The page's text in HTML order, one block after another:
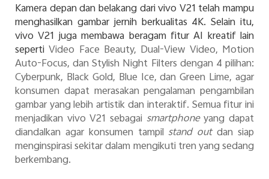
Kamera depan dan belakang dari vivo V21 telah mampu
menghasilkan gambar jernih berkualitas 4K. Selain itu,
vivo V21 juga membawa beragam fitur AI kreatif lain
sepertiVideo Face Beauty, Dual-View Video, Motion
Auto-Focus, dan Stylish Night Filters dengan 4 pilihan:
Cyberpunk, Black Gold, Blue Ice, dan Green Lime, agar
konsumen dapat merasakan pengalaman pengambilan
gambar yang lebih artistik dan interaktif. Semua fitur ini
menjadikan vivo V21 sebagai smartphoneyang dapat
diandalkan agar konsumen tampil stand outdan siap
menginspirasi sekitar dalam mengikuti trenyang sedang
berkembang.